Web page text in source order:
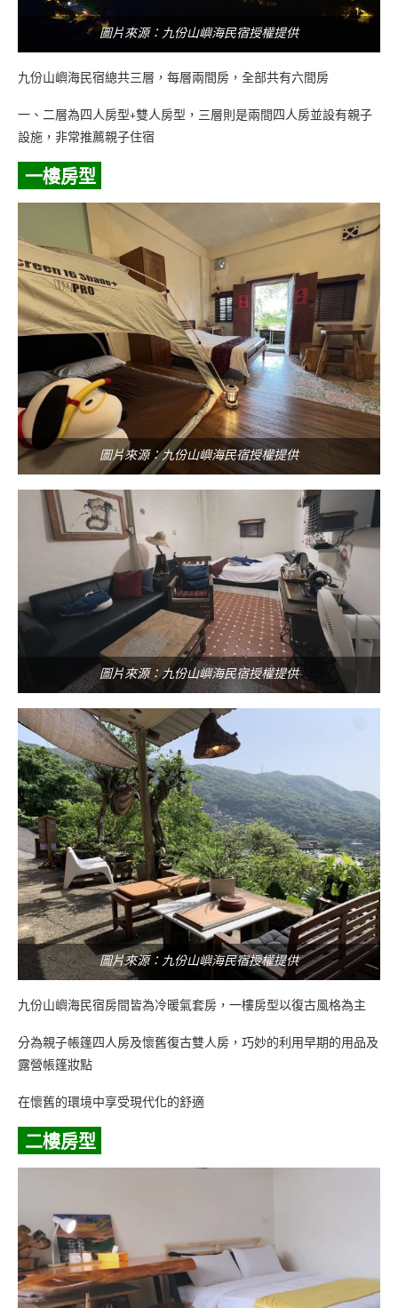
圖片來源：九份山嶼海民宿授權提供
九份山嶼海民宿總共三層，每層兩間房，全部共有六間房
一、二層為四人房型+雙人房型，三層則是兩間四人房並設有親子
設施，非常推薦親子住宿
一樓房型
圖片來源：九份山嶼海民宿授權提供
圖片來源：九份山嶼海民宿授權提供
圖片來源：九份山嶼海民宿授權提供
九份山嶼海民宿房間皆為冷暖氣套房，一樓房型以復古風格為主
分為親子帳篷四人房及懷舊復古雙人房，巧妙的利用早期的用品及
露營帳篷妝點
在懷舊的環境中享受現代化的舒適
二樓房型